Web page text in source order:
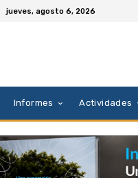
jueves, agosto 6, 2026
Informes Actividades